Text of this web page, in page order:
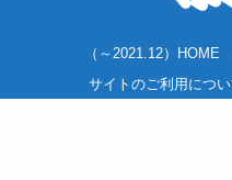
（～2021.12）HOME
サイトのご利用につ